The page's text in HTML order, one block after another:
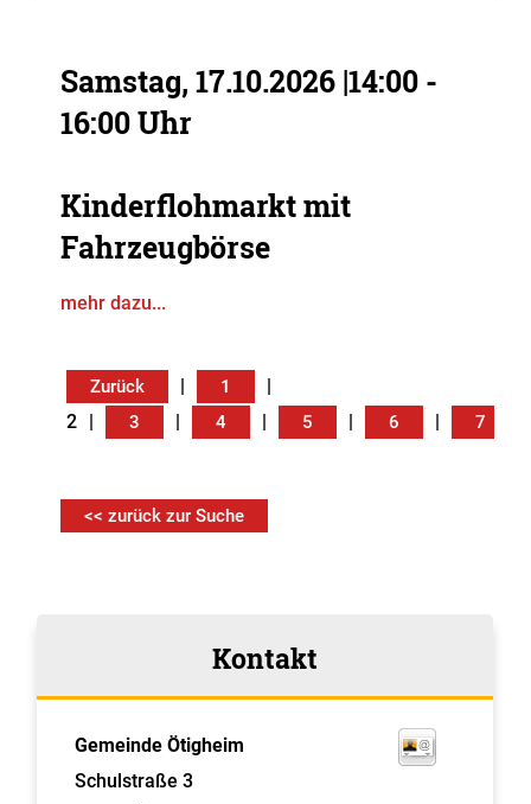
Samstag, 17.10.2026 |14:00 -
16:00 Uhr
Kinderflohmarkt mit
Fahrzeugbörse
mehr dazu...
Zurück | 1
|
2 | 3 | 4 | 5 | 6 | 7
<< zurück zur Suche
Kontakt
Gemeinde Ötigheim
Schulstraße 3